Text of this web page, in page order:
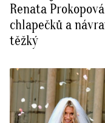
Renata
chlapečků a
těžký